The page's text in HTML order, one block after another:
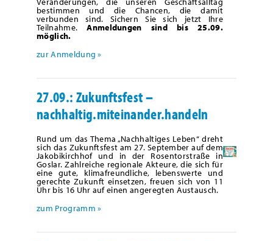
bestimmen und die Chancen, die damit
verbunden sind. Sichern Sie sich jetzt Ihre
Teilnahme.Anmeldungen sind bis 25.09.
möglich.
zur Anmeldung »
27.09.: Zukunftsfest –
nachhaltig.miteinander.handeln
Rund um das Thema „Nachhaltiges Leben“ dreht
sich das Zukunftsfest am 27. September auf dem
Jakobikirchhof und in der Rosentorstraße in
Goslar. Zahlreiche regionale Akteure, die sich für
eine gute, klimafreundliche, lebenswerte und
gerechte Zukunft einsetzen, freuen sich von 11
Uhr bis 16 Uhr auf einen angeregten Austausch.
zum Programm »